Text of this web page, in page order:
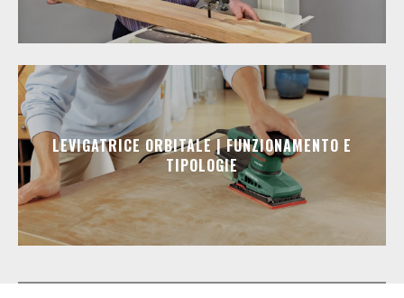
LEVIGATRICE ORBITALE | FUNZIONAMENTO E
TIPOLOGIE